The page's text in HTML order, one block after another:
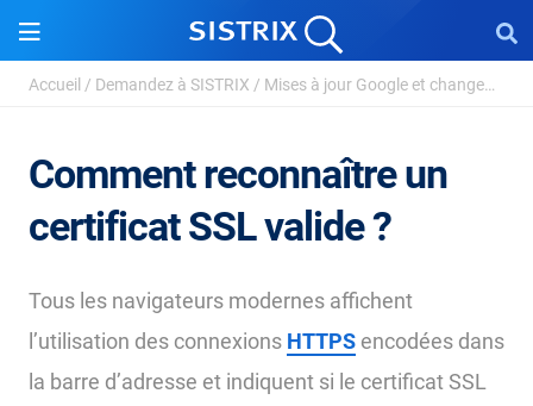
Accueil / Demandez à SISTRIX / Mises à jour Google et changements d’algorithme...
Comment reconnaître un
certificat SSL valide ?
Tous les navigateurs modernes affichent
l’utilisation des connexions HTTPS encodées dans
la barre d’adresse et indiquent si le certificat SSL